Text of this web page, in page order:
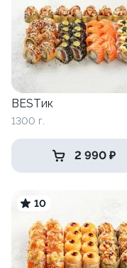
BESTик
1300 г.
2 990 ₽
10